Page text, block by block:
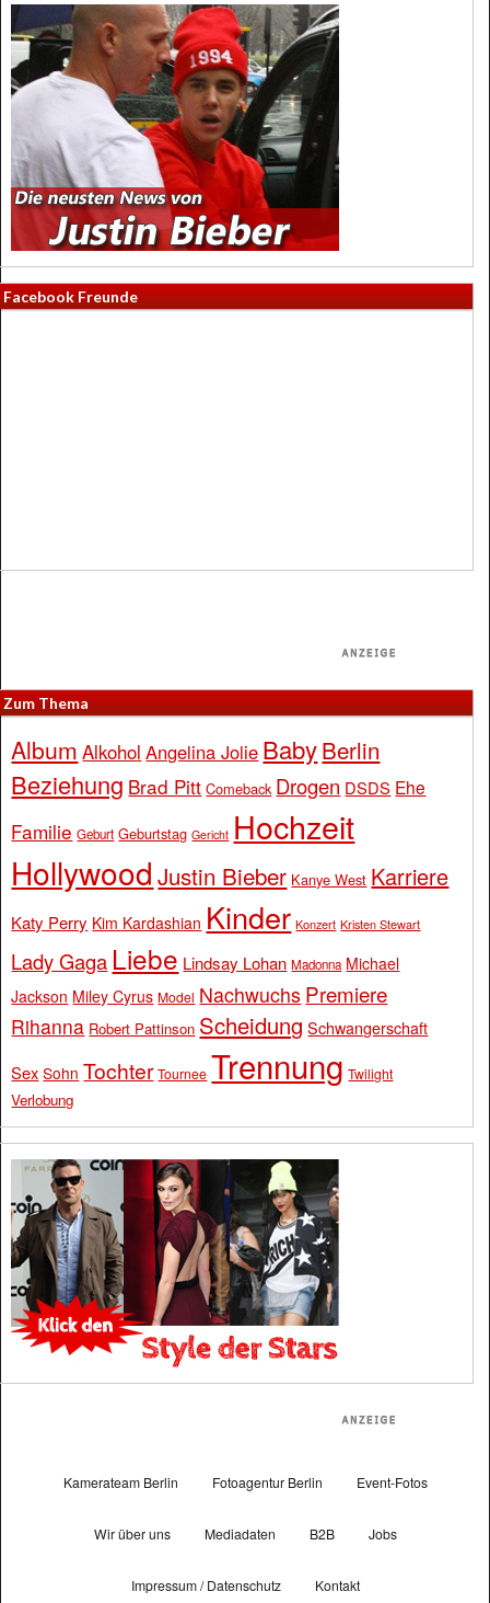
Facebook Freunde
Zum Thema
Album Alkohol Angelina Jolie BabyBerlin
Beziehung Brad Pitt Comeback Drogen DSDS Ehe
Familie Geburt Geburtstag Gericht Hochzeit
Hollywood Justin Bieber Kanye West Karriere
Katy Perry Kim Kardashian Kinder Konzert Kristen Stewart
Lady Gaga Liebe Lindsay Lohan Madonna Michael
Jackson Miley Cyrus Model Nachwuchs Premiere
Rihanna Robert Pattinson Scheidung Schwangerschaft
Sex Sohn Tochter Tournee Trennung Twilight
Verlobung
Kamerateam Berlin Fotoagentur Berlin Event-Fotos
Wir über uns Mediadaten B2B Jobs
Impressum / Datenschutz Kontakt